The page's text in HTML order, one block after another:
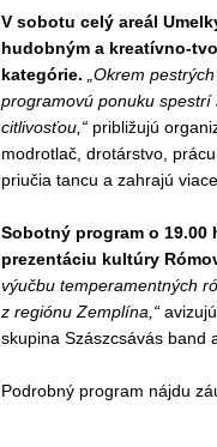
V sobotu celý areál
hudobným a kreatívno-
kategórie. „Okrem
programovú ponuku spestrí
citlivosťou,“ približujú
modrotlač, drotárstvo,
priučia tancu a zahrajú
Sobotný program o 19.00
prezentáciu kultúry
výučbu temperamentných
z regiónu Zemplína,“avizujú
skupina Szászcsávás band
Podrobný program nájdu